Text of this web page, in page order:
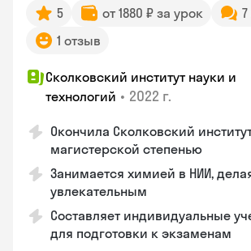
5 от 1880 ₽ за урок
1 отзыв
Сколковский институт науки и
технологий • 2022 г.
Окончила Сколковский
магистерской степенью
Занимается химией в НИИ,
увлекательным
Составляет индивидуальные
для подготовки к экзаменам